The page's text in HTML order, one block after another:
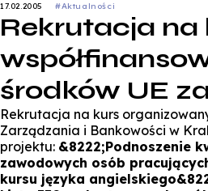
17.02.2005 #Aktualności
Rekrutacja na
środków UE
Rekrutacja na kurs
Zarządzania i Bankowości w
projektu: &8222;Podnoszenie
zawodowych osób
kursu języka